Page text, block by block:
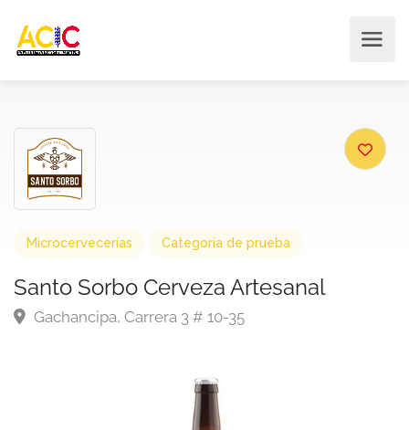
Microcervecerías Categoria de prueba
Santo Sorbo Cerveza Artesanal
Gachancipa, Carrera 3 # 10-35